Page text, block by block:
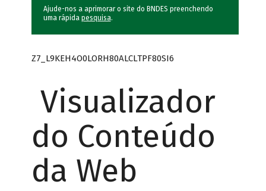
Ajude-nos a aprimorar o site do BNDES preenchendo
uma rápida pesquisa.
Z7_L9KEH4O0LORH80ALCLTPF80SI6
Visualizador
do Conteúdo
da Web